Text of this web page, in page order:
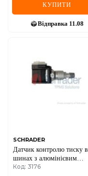
КУПИТИ
Відправка 11.08
SCHRADER
Датчик контролю тиску в
шинах з алюмінієвим
клапаном Mitsubishi
Код: 3176